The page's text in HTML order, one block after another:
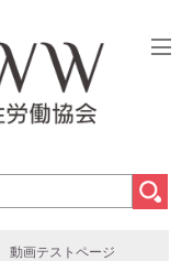
動画テストページ